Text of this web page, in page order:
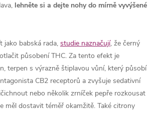
lehněte si a dejte nohy do mírně vyvýšené
jako babská rada, studie naznačují, že černý
působení THC. Za tento efekt je
terpen s výrazně štiplavou vůní, který působí
CB2 receptorů a zvyšuje sedativní
nebo několik zrníček pepře rozkousat
měl dostavit téměř okamžitě. Také citrony